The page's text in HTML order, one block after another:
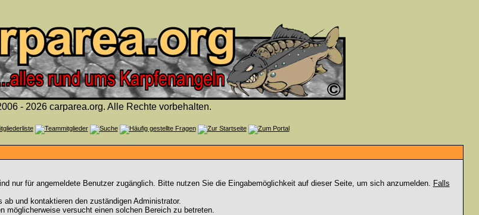
- 2026 carparea.org. Alle Rechte vorbehalten.
nur für angemeldete Benutzer zugänglich. Bitte nutzen Sie die Eingabemöglichkeit auf dieser Seite, um sich anzumelden. Falls
und kontaktieren den zuständigen Administrator.
möglicherweise versucht einen solchen Bereich zu betreten.